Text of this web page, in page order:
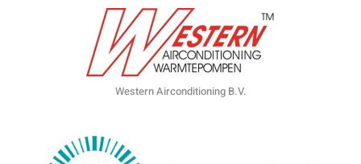
Western Airconditioning B.V.